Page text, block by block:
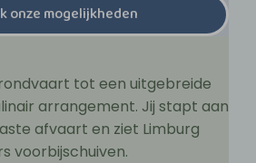
onze mogelijkheden
tot een uitgebreide
arrangement. Jij stapt aan
afvaart en ziet Limburg
voorbijschuiven.